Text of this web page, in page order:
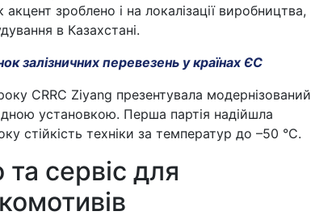
зроблено і на локалізації виробництва,
в Казахстані.
залізничних перевезень у країнах ЄС
CRRC Ziyang презентувала модернізований
установкою. Перша партія надійшла
стійкість техніки за температур до –50 °C.
сервіс для